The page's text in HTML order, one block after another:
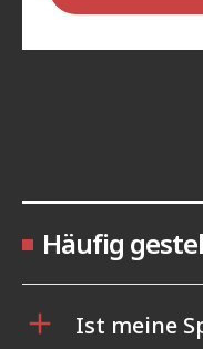
Häufig
Ist meine